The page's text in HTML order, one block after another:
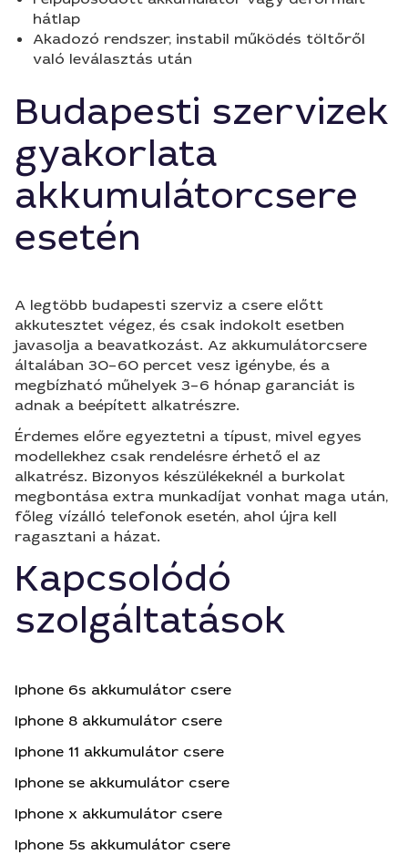
hátlap
Akadozó rendszer, instabil működés töltőről
való leválasztás után
Budapesti szervizek
gyakorlata
akkumulátorcsere
esetén
A legtöbb budapesti szerviz a csere előtt
akkutesztet végez, és csak indokolt esetben
javasolja a beavatkozást. Az akkumulátorcsere
általában 30–60 percet vesz igénybe, és a
megbízható műhelyek 3–6 hónap garanciát is
adnak a beépített alkatrészre.
Érdemes előre egyeztetni a típust, mivel egyes
modellekhez csak rendelésre érhető el az
alkatrész. Bizonyos készülékeknél a burkolat
megbontása extra munkadíjat vonhat maga után,
főleg vízálló telefonok esetén, ahol újra kell
ragasztani a házat.
Kapcsolódó
szolgáltatások
Iphone 6s akkumulátor csere
Iphone 8 akkumulátor csere
Iphone 11 akkumulátor csere
Iphone se akkumulátor csere
Iphone x akkumulátor csere
Iphone 5s akkumulátor csere